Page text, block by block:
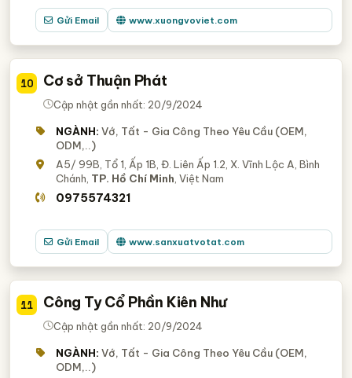
Gửi Email www.xuongvoviet.com
10 Cơ sở Thuận Phát
Cập nhật gần nhất: 20/9/2024
NGÀNH: Vớ, Tất - Gia Công Theo Yêu Cầu (OEM,
ODM,..)
A5/ 99B, Tổ 1, Ấp 1B, Đ. Liên Ấp 1.2, X. Vĩnh Lộc A, Bình
Chánh, TP. Hồ Chí Minh , Việt Nam
0975574321
Gửi Email www.sanxuatvotat.com
11 Công Ty Cổ Phần Kiên Như
Cập nhật gần nhất: 20/9/2024
NGÀNH: Vớ, Tất - Gia Công Theo Yêu Cầu (OEM,
ODM,..)